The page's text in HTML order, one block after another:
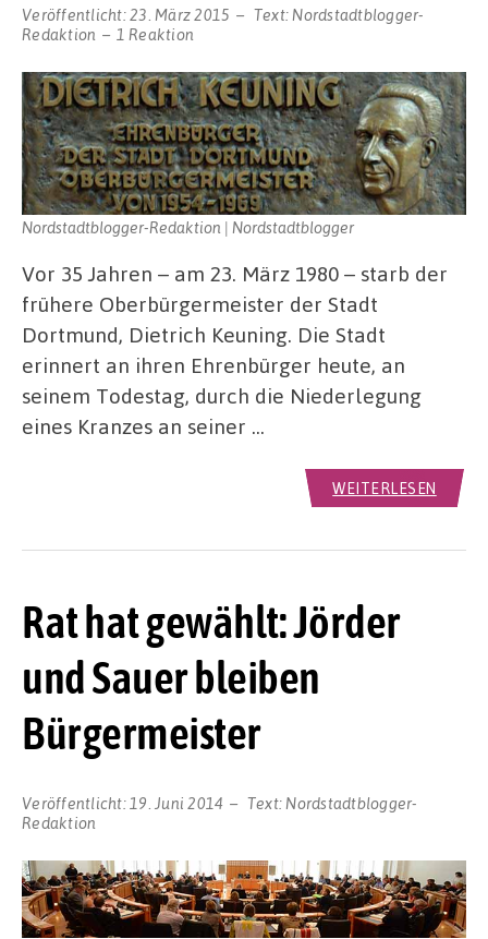
Veröffentlicht:23. März 2015 Text: Nordstadtblogger-
Redaktion
1 Reaktion
Nordstadtblogger-Redaktion | Nordstadtblogger
Vor 35 Jahren – am 23. März 1980 – starb der
frühere Oberbürgermeister der Stadt
Dortmund, Dietrich Keuning. Die Stadt
erinnert an ihren Ehrenbürger heute, an
seinem Todestag, durch die Niederlegung
eines Kranzes an seiner …
WEITERLESEN
Rat hat gewählt: Jörder
und Sauer bleiben
Bürgermeister
Veröffentlicht: 19. Juni 2014 Text: Nordstadtblogger-
Redaktion